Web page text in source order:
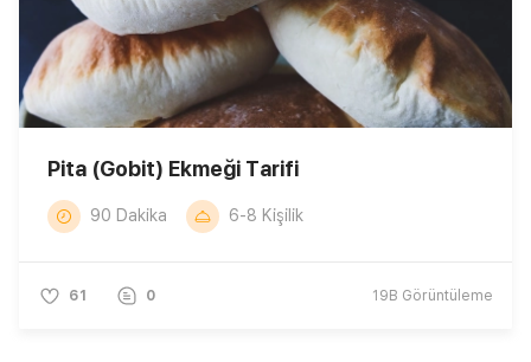
Pita (Gobit) Ekmeği Tarifi
90 Dakika 6-8 Kişilik
61 0 19B Görüntüleme